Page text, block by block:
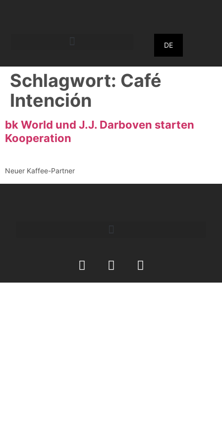
DE
Schlagwort: Café
Intención
bk World und J.J. Darboven starten
Kooperation
Neuer Kaffee-Partner